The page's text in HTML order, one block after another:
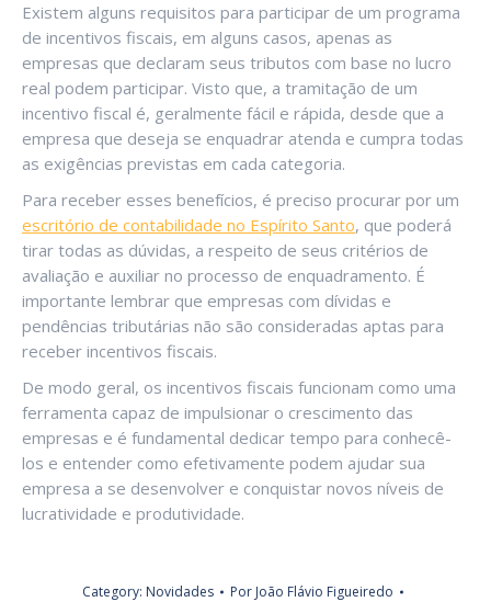
Existem alguns requisitos para participar de um programa
de incentivos fiscais, em alguns casos, apenas as
empresas que declaram seus tributos com base no lucro
real podem participar. Visto que, a tramitação de um
incentivo fiscal é, geralmente fácil e rápida, desde que a
empresa que deseja se enquadrar atenda e cumpra todas
as exigências previstas em cada categoria.
Para receber esses benefícios, é preciso procurar por um
escritório de contabilidade no Espírito Santo, que poderá
tirar todas as dúvidas, a respeito de seus critérios de
avaliação e auxiliar no processo de enquadramento. É
importante lembrar que empresas com dívidas e
pendências tributárias não são consideradas aptas para
receber incentivos fiscais.
De modo geral, os incentivos fiscais funcionam como uma
ferramenta capaz de impulsionar o crescimento das
empresas e é fundamental dedicar tempo para conhecê-
los e entender como efetivamente podem ajudar sua
empresa a se desenvolver e conquistar novos níveis de
lucratividade e produtividade.
Category: Novidades Por João Flávio Figueiredo